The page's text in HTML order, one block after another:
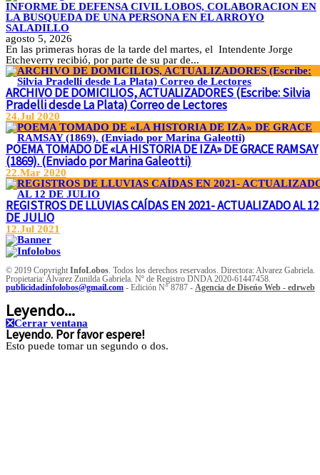
INFORME DE DEFENSA CIVIL LOBOS, COLABORACION EN
LA BUSQUEDA DE UNA PERSONA EN EL ARROYO
SALADILLO
agosto 5, 2026
En las primeras horas de la tarde del martes, el Intendente Jorge
Etcheverry recibió, por parte de su par de...
ARCHIVO DE DOMICILIOS, ACTUALIZADORES (Escribe: Silvia
Pradelli desde La Plata) Correo de Lectores
24.Jul 2020
POEMA TOMADO DE «LA HISTORIA DE IZA» DE GRACE RAMSAY
(1869). (Enviado por Marina Galeotti)
22.Mar 2020
REGISTROS DE LLUVIAS CAÍDAS EN 2021- ACTUALIZADO AL 12
DE JULIO
12.Jul 2021
© 2019 Copyright InfoLobos. Todos los derechos reservados. Directora: Alvarez Gabriela.
Propietaria: Alvarez Zunilda Gabriela. Nº de Registro DNDA 2020-61447458.
publicidadinfolobos@gmail.com - Edición N° 8787 - Agencia de Diseńo Web - edrweb
Leyendo...
❎Cerrar ventana
Leyendo. Por favor espere!
Esto puede tomar un segundo o dos.